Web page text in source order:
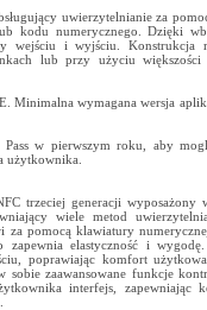
uwierzytelnianie za
numerycznego. Dzięki
wejściu i wyjściu. Konstrukcja
lub przy użyciu większości
Minimalna wymagana wersja
w pierwszym roku, aby
użytkownika.
trzeciej generacji wyposażony
wiele metod
pomocą klawiatury
elastyczność i wygodę.
poprawiając komfort
zaawansowane funkcje
interfejs, zapewniając